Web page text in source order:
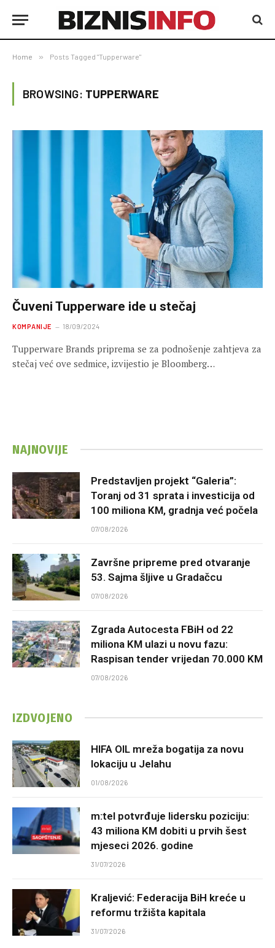
Home » Posts Tagged "Tupperware"
BROWSING: TUPPERWARE
Čuveni Tupperware ide u stečaj
KOMPANIJE 18/09/2024
Tupperware Brands priprema se za podnošenje zahtjeva za
stečaj već ove sedmice, izvijestio je Bloomberg…
NAJNOVIJE
Predstavljen projekt “Galeria”:
Toranj od 31 sprata i investicija od
100 miliona KM, gradnja već počela
07/08/2026
Završne pripreme pred otvaranje
53. Sajma šljive u Gradačcu
07/08/2026
Zgrada Autocesta FBiH od 22
miliona KM ulazi u novu fazu:
Raspisan tender vrijedan 70.000 KM
07/08/2026
IZDVOJENO
HIFA OIL mreža bogatija za novu
lokaciju u Jelahu
01/08/2026
m:tel potvrđuje lidersku poziciju:
43 miliona KM dobiti u prvih šest
mjeseci 2026. godine
31/07/2026
Kraljević: Federacija BiH kreće u
reformu tržišta kapitala
31/07/2026